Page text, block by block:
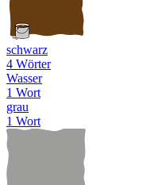
schwarz
4 Wörter
Wasser
1 Wort
grau
1 Wort